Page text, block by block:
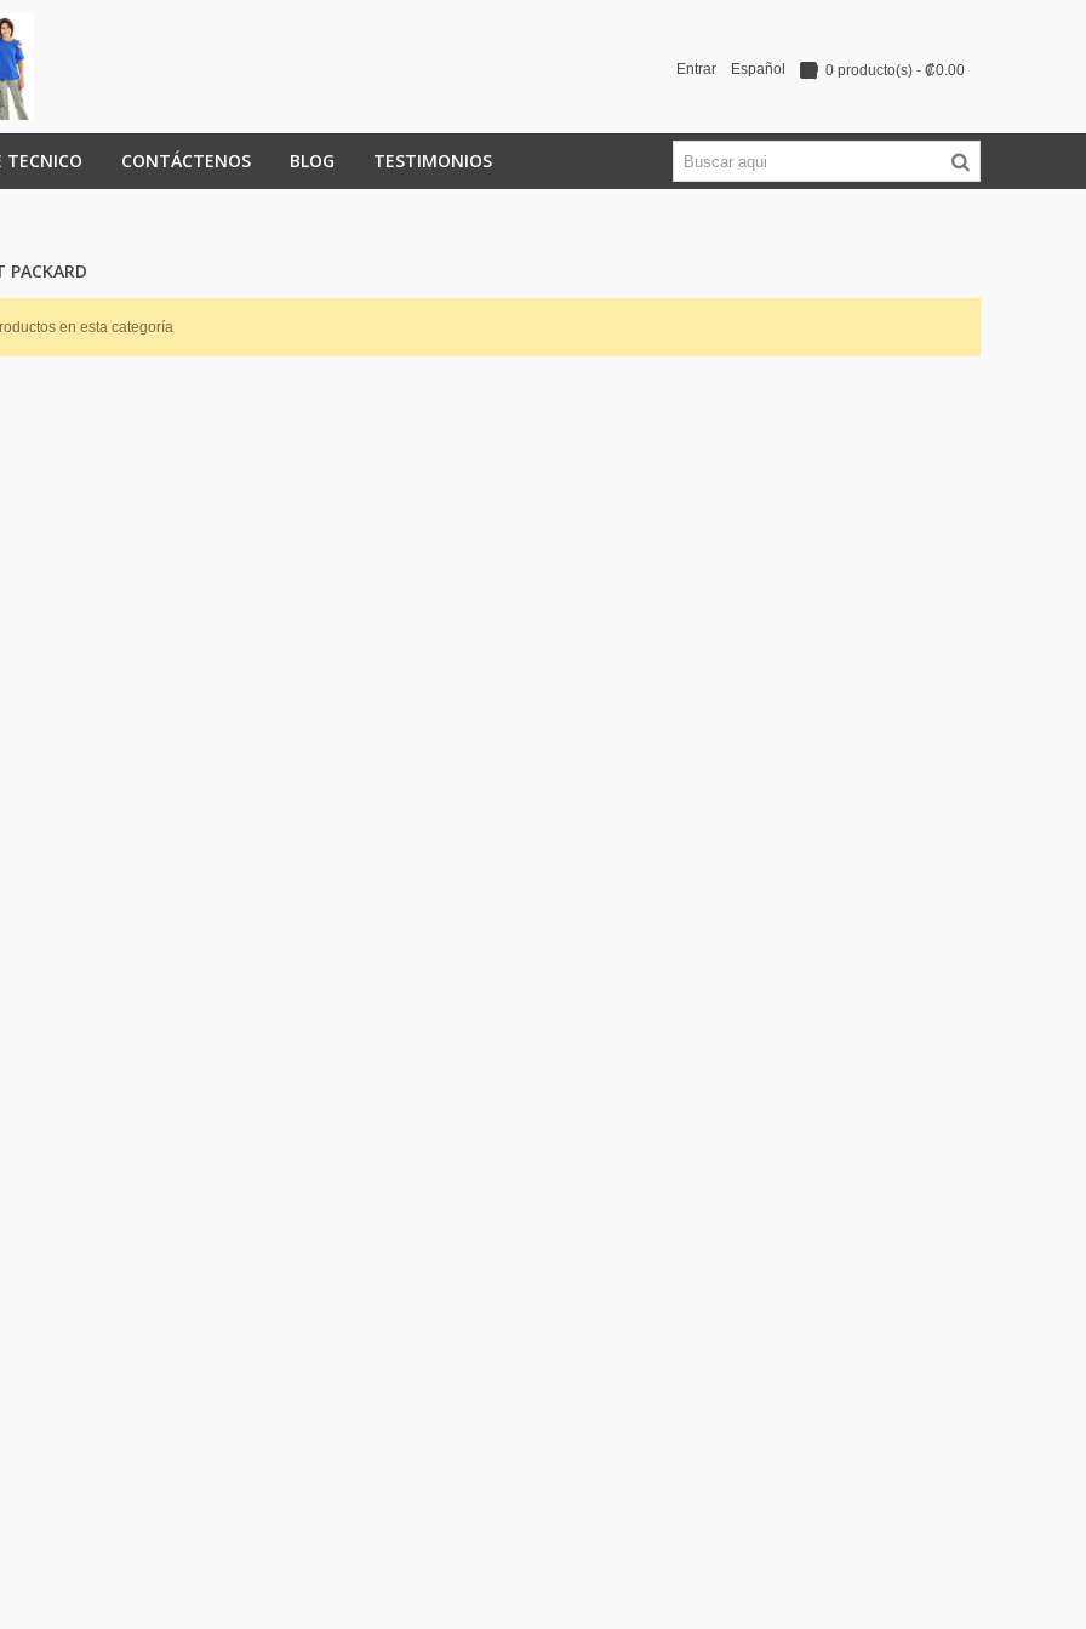
0 producto(s) - ₡0.00
Español
Entrar
TECNICO CONTÁCTENOS BLOG TESTIMONIOS
PACKARD
en esta categoría